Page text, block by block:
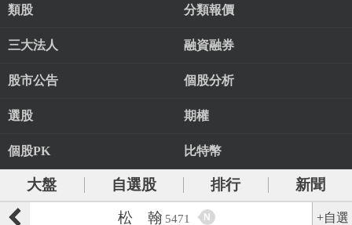
類股 分類報價
三大法人 融資融券
股市公告 個股分析
選股 期權
個股PK 比特幣
大盤 自選股 排行
新聞
松 翰 5471 N +自選